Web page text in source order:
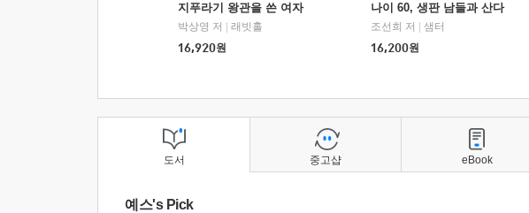
지푸라기 왕관을 쓴 여자
박상영 저
래빗홀
16,920원
나이 60, 생판 남들과 산다
조선희 저
샘터
16,200원
도서
예스's Pick
중고샵 eBook